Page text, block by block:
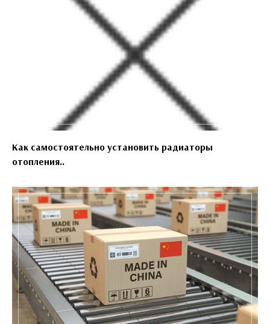
Как самостоятельно установить радиаторы
отопления..